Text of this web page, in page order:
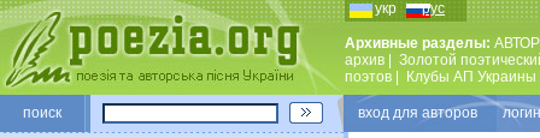
укр рус
Архивные разделы:
архив
Золотой
поэтов
Клубы АП Украины
поиск вход для авторов